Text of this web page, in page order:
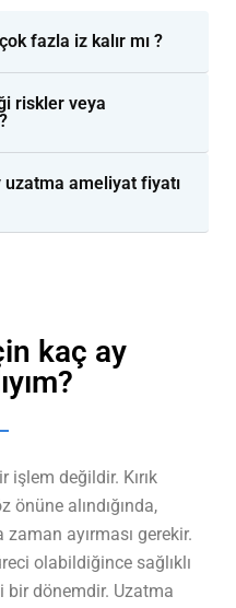
fazla iz kalır mı ?
riskler veya
ameliyat fiyatı
kaç ay
işlem değildir. Kırık
önüne alındığında,
ayırması gerekir.
olabildiğince sağlıklı
dönemdir. Uzatma